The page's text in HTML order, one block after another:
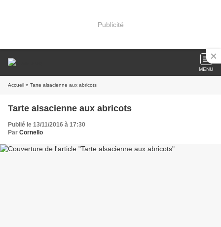
Publicité
MENU
Accueil » Tarte alsacienne aux abricots
Tarte alsacienne aux abricots
Publié le 13/11/2016 à 17:30
Par Cornello